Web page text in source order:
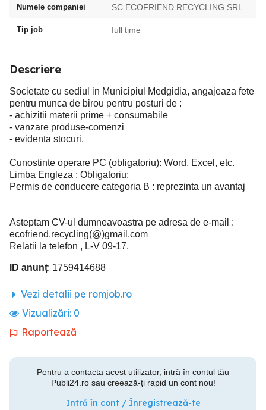
Numele companiei SC ECOFRIEND RECYCLING SRL
Tip job full time
Descriere
Societate cu sediul in Municipiul Medgidia, angajeaza fete
pentru munca de birou pentru posturi de :
- achizitii materii prime + consumabile
- vanzare produse-comenzi
- evidenta stocuri.
Cunostinte operare PC (obligatoriu): Word, Excel, etc.
Limba Engleza : Obligatoriu;
Permis de conducere categoria B : reprezinta un avantaj
Asteptam CV-ul dumneavoastra pe adresa de e-mail :
ecofriend.recycling(@)gmail.com
Relatii la telefon , L-V 09-17.
ID anunț: 1759414688
Vezi detalii pe romjob.ro
Vizualizări: 0
Raportează
Pentru a contacta acest utilizator, intră în contul tău
Publi24.ro sau creează-ți rapid un cont nou!
Intră în cont / Înregistrează-te